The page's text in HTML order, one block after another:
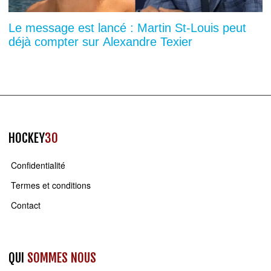
Le message est lancé : Martin St-Louis peut
déjà compter sur Alexandre Texier
HOCKEY30
Confidentialité
Termes et conditions
Contact
QUI SOMMES NOUS